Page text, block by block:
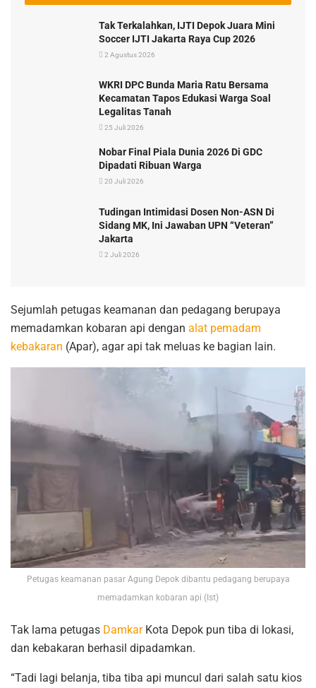
Tak Terkalahkan, IJTI Depok Juara Mini
Soccer IJTI Jakarta Raya Cup 2026
2 Agustus 2026
WKRI DPC Bunda Maria Ratu Bersama
Kecamatan Tapos Edukasi Warga Soal
Legalitas Tanah
25 Juli 2026
Nobar Final Piala Dunia 2026 Di GDC
Dipadati Ribuan Warga
20 Juli 2026
Tudingan Intimidasi Dosen Non-ASN Di
Sidang MK, Ini Jawaban UPN “Veteran”
Jakarta
2 Juli 2026
Sejumlah petugas keamanan dan pedagang berupaya
memadamkan kobaran api dengan alat pemadam
kebakaran (Apar), agar api tak meluas ke bagian lain.
Petugas keamanan pasar Agung Depok dibantu pedagang berupaya
memadamkan kobaran api (Ist)
Tak lama petugas DamkarKota Depok pun tiba di lokasi,
dan kebakaran berhasil dipadamkan.
“Tadi lagi belanja, tiba tiba api muncul dari salah satu kios